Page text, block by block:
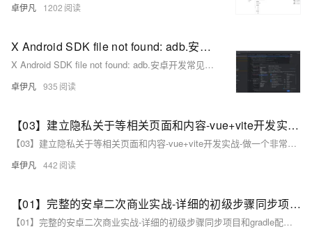
卓伊凡 1202
X Android SDK file not found: adb.安卓开发常见问题-Android SDK 缺少 `adb`（Android Debug Bridge）-优雅草卓伊凡
X Android SDK file not found: adb.安卓开发常见问题-Android SDK 缺少 `adb`（Android Debug Bridge）-优雅草卓伊凡
卓伊凡 935
【03】建立隐私关于等相关页面和内容-vue+vite开发实战-做一个非常漂亮的APP下载落地页-支持PC和H5自适应提供安卓苹果鸿蒙下载和网页端访问-优雅草卓伊凡
【03】建立隐私关于等相关页面和内容-vue+vite开发实战-做一个非常漂亮的APP下载落地页-支持PC和H5自适应提供安卓苹果鸿蒙下载和网页端访问-优雅草卓伊凡
卓伊凡 442
【01】完整的安卓二次商业实战-详细的初级步骤同步项目和gradle配置以及开发思路-优雅草伊凡
【01】完整的安卓二次商业实战-详细的初级步骤同步项目和gradle配置以及开发思路-优雅草伊凡